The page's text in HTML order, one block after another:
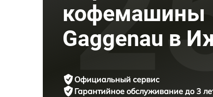
кофемашины
Gaggenau в
Официальный сервис
Гарантийное обслуживание до 3